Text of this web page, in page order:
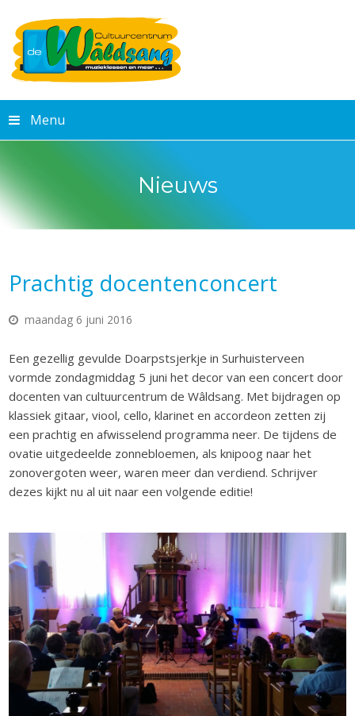
Menu
Nieuws
Prachtig docentenconcert
maandag 6 juni 2016
Een gezellig gevulde Doarpstsjerkje in Surhuisterveen
vormde zondagmiddag 5 juni het decor van een concert door
docenten van cultuurcentrum de Wâldsang. Met bijdragen op
klassiek gitaar, viool, cello, klarinet en accordeon zetten zij
een prachtig en afwisselend programma neer. De tijdens de
ovatie uitgedeelde zonnebloemen, als knipoog naar het
zonovergoten weer, waren meer dan verdiend. Schrijver
dezes kijkt nu al uit naar een volgende editie!